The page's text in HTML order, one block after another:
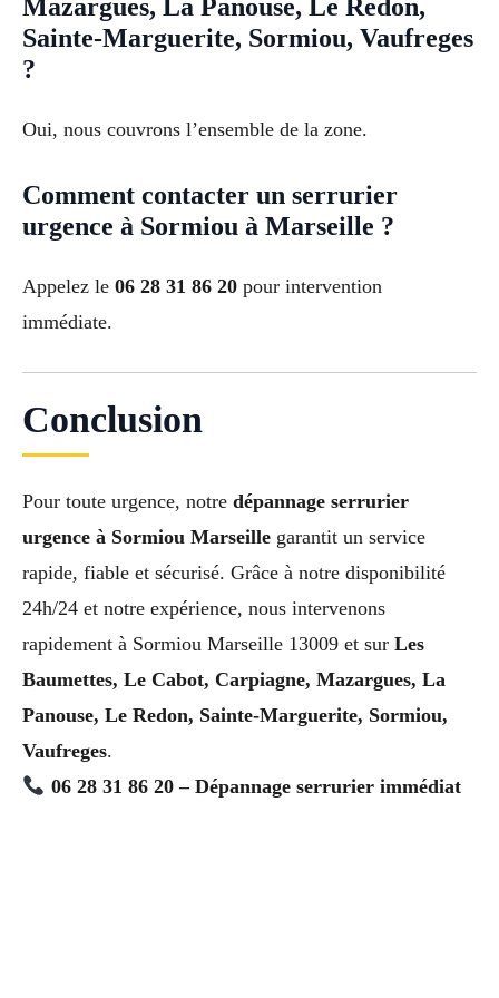
Mazargues, La Panouse, Le Redon,
Sainte-Marguerite, Sormiou, Vaufreges
?
Oui, nous couvrons l’ensemble de la zone.
Comment contacter un serrurier
urgence à Sormiou à Marseille ?
Appelez le 06 28 31 86 20 pour intervention
immédiate.
Conclusion
Pour toute urgence, notre dépannage serrurier
urgence à Sormiou Marseille garantit un service
rapide, fiable et sécurisé. Grâce à notre disponibilité
24h/24 et notre expérience, nous intervenons
rapidement à Sormiou Marseille 13009 et sur Les
Baumettes, Le Cabot, Carpiagne, Mazargues, La
Panouse, Le Redon, Sainte-Marguerite, Sormiou,
Vaufreges.
06 28 31 86 20 – Dépannage serrurier immédiat